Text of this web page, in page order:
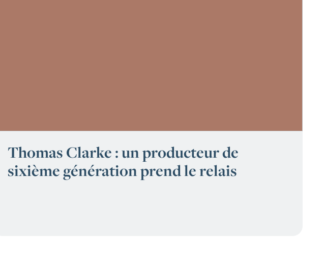
Thomas Clarke : un producteur de
sixième génération prend le relais